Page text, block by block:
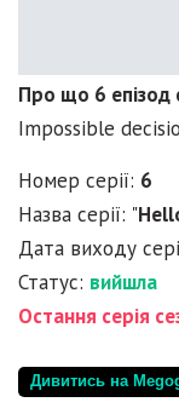
Про що 6 епізод
Impossible
Номер серії: 6
Назва серії: "
Дата виходу
Статус: вийшла
Остання серія
Дивитись на